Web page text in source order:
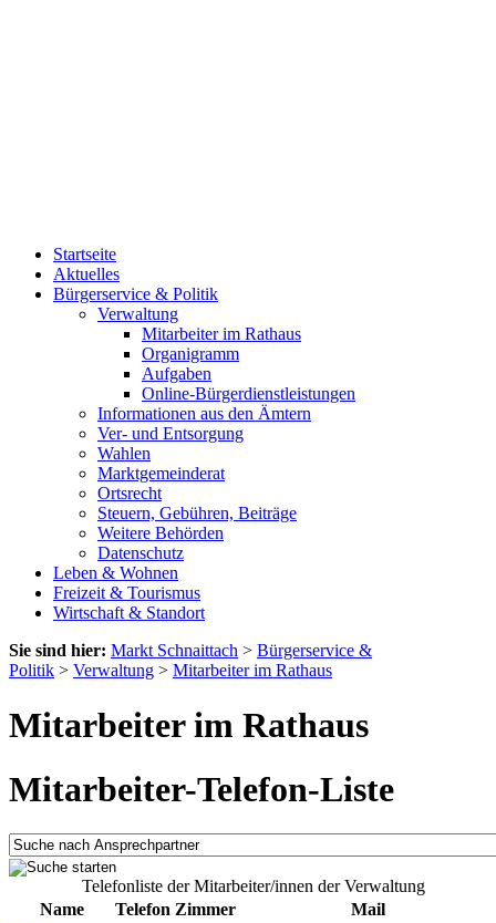
Startseite
Aktuelles
Bürgerservice & Politik
Verwaltung
Mitarbeiter im Rathaus
Organigramm
Aufgaben
Online-Bürgerdienstleistungen
Informationen aus den Ämtern
Ver- und Entsorgung
Wahlen
Marktgemeinderat
Ortsrecht
Steuern, Gebühren, Beiträge
Weitere Behörden
Datenschutz
Leben & Wohnen
Freizeit & Tourismus
Wirtschaft & Standort
Sie sind hier: Markt Schnaittach > Bürgerservice &
Politik > Verwaltung > Mitarbeiter im Rathaus
Mitarbeiter im Rathaus
Mitarbeiter-Telefon-Liste
Telefonliste der Mitarbeiter/innen der Verwaltung
Name
Telefon Zimmer
Mail